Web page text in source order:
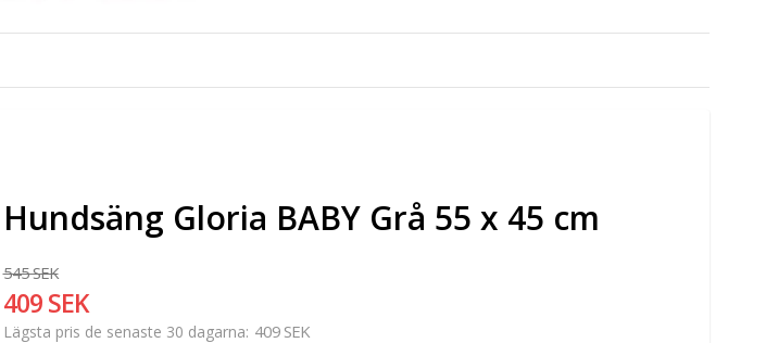
Hundsäng Gloria BABY Grå 55 x 45 cm
545 SEK
409 SEK
Lägsta pris de senaste 30 dagarna 409 SEK